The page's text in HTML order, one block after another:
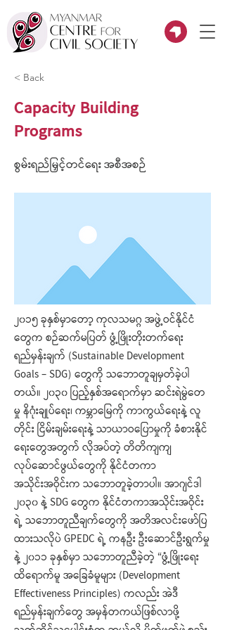
< Back
Capacity Building
Programs
စွမ်းရည်မြှင့်တင်ရေး အစီအစဉ်
၂၀၁၅ ခုနှစ်မှာတော့ ကုလသမဂ္ဂ အဖွဲ့ဝင်နိုင်ငံ
တွေက စဉ်ဆက်မပြတ် ဖွံ့ဖြိုးတိုးတက်ရေး
ရည်မှန်းချက် (Sustainable Development
Goals – SDG) တွေကို သဘောတူချမှတ်ခဲ့ပါ
တယ်။ ၂၀၃၀ ပြည့်နှစ်အရောက်မှာ ဆင်းရဲမွဲတေ
မှု နိဂုံးချုပ်ရေး၊ ကမ္ဘာမြေကို ကာကွယ်ရေးနဲ့ လူ
တိုင်း ငြိမ်းချမ်းရေးနဲ့ သာယာဝပြောမှုကို ခံစားနိုင်
ရေးတွေအတွက် လိုအပ်တဲ့ တိတိကျကျ
လုပ်ဆောင်ဖွယ်တွေကို နိုင်ငံတကာ
အသိုင်းအဝိုင်းက သဘောတူခဲ့တာပါ။ အာဂျင်ဒါ
၂၀၃၀ နဲ့ SDG တွေက နိုင်ငံတကာအသိုင်းအဝိုင်း
ရဲ့ သဘောတူညီချက်တွေကို အတိအလင်းဖော်ပြ
ထားသလိုပဲ GPEDC ရဲ့ ကနဦး ဦးဆောင်ဦးရွက်မှု
နဲ့ ၂၀၁၁ ခုနှစ်မှာ သဘောတူညီခဲ့တဲ့ “ဖွံ့ဖြိုးရေး
ထိရောက်မူ အခြေခံမူများ (Development
Effectiveness Principles) ကလည်း အဲဒီ
ရည်မှန်းချက်တွေ အမှန်တကယ်ဖြစ်လာဖို့